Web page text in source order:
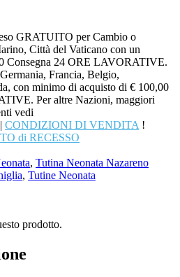
GRATUITO per Cambio o
Città del Vaticano con un
Consegna 24 ORE LAVORATIVE.
Francia, Belgio,
con minimo di acquisto di € 100,00
Per altre Nazioni, maggiori
vedi
| CONDIZIONI DI VENDITA !
di RECESSO
, Tutina Neonata Nazareno
, Tutine Neonata
prodotto.